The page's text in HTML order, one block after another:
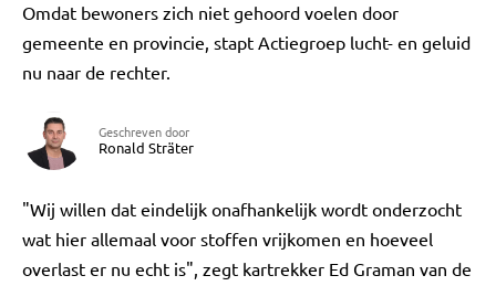
Omdat bewoners zich niet gehoord voelen door
gemeente en provincie, stapt Actiegroep lucht- en geluid
nu naar de rechter.
Geschreven door
Ronald Sträter
"Wij willen dat eindelijk onafhankelijk wordt onderzocht
wat hier allemaal voor stoffen vrijkomen en hoeveel
overlast er nu echt is", zegt kartrekker Ed Graman van de